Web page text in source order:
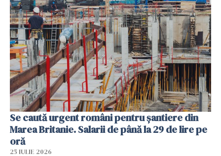
Se caută urgent români pentru șantiere din
Marea Britanie. Salarii de până la 29 de lire pe
oră
25 IULIE 2026